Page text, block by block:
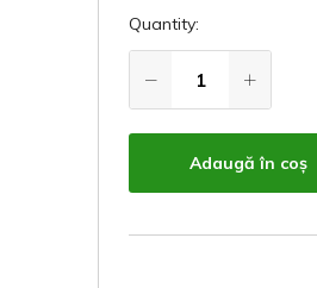
Quantity:
Adaugă în coș